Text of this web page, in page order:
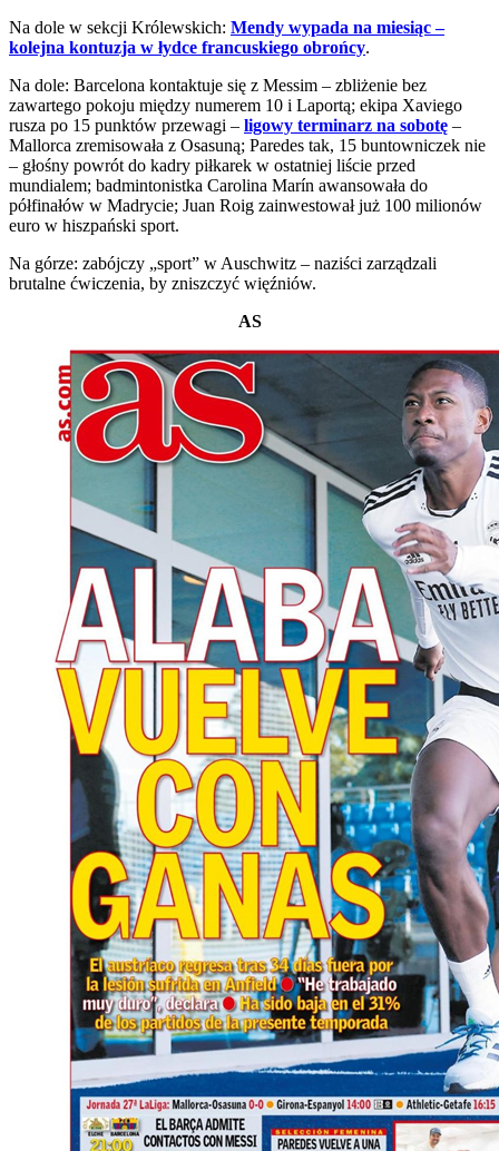
Na dole w sekcji Królewskich: Mendy wypada na miesiąc –
kolejna kontuzja w łydce francuskiego obrońcy.
Na dole: Barcelona kontaktuje się z Messim – zbliżenie bez
zawartego pokoju między numerem 10 i Laportą; ekipa Xaviego
rusza po 15 punktów przewagi – ligowy terminarz na sobotę –
Mallorca zremisowała z Osasuną; Paredes tak, 15 buntowniczek nie
– głośny powrót do kadry piłkarek w ostatniej liście przed
mundialem; badmintonistka Carolina Marín awansowała do
półfinałów w Madrycie; Juan Roig zainwestował już 100 milionów
euro w hiszpański sport.
Na górze: zabójczy „sport” w Auschwitz – naziści zarządzali
brutalne ćwiczenia, by zniszczyć więźniów.
AS